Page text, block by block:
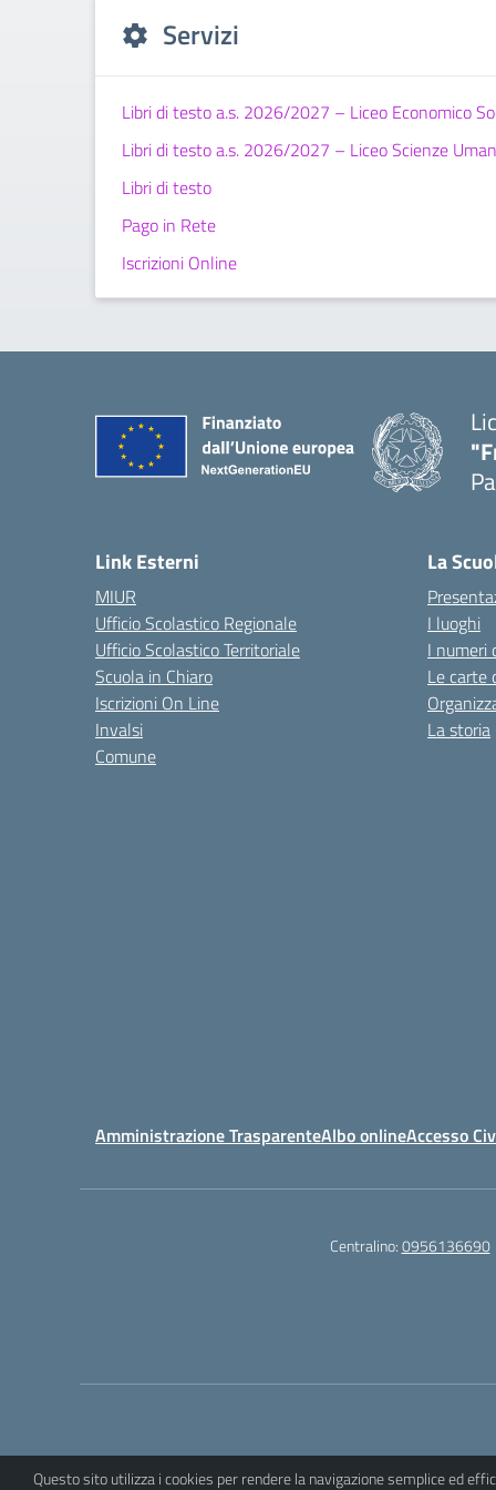
Servizi
Libri di testo a.s. 2026/2027 – Liceo Economico
Libri di testo a.s. 2026/2027 – Liceo Scienze
Libri di testo
Pago in Rete
Iscrizioni Online
Link Esterni
MIUR
Ufficio Scolastico Regionale
Ufficio Scolastico Territoriale
Scuola in Chiaro
Iscrizioni On Line
Invalsi
Comune
La
I luoghi
I numeri
Le carte
La storia
Amministrazione TrasparenteAlbo onlineAccesso
Centralino:0956136690
Questo sito utilizza i cookies per rendere la navigazione semplice ed